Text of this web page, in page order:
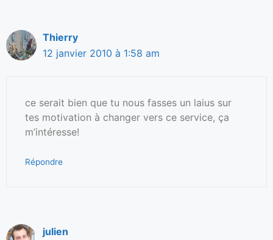
Thierry
12 janvier 2010 à 1:58 am
ce serait bien que tu nous fasses un laius sur
tes motivation à changer vers ce service, ça
m’intéresse!
Répondre
julien